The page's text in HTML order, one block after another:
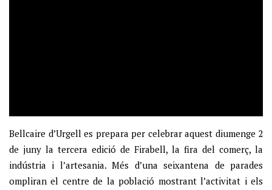
Bellcaire d’Urgell es prepara per celebrar aquest diumenge 2
de juny la tercera edició de Firabell, la fira del comerç, la
indústria i l’artesania. Més d’una seixantena de parades
ompliran el centre de la població mostrant l’activitat i els